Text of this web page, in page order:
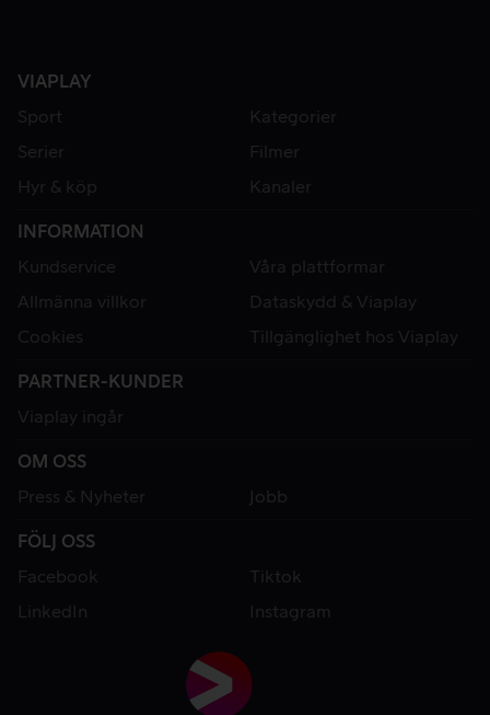
VIAPLAY
Sport
Kategorier
Serier
Filmer
Hyr & köp
Kanaler
INFORMATION
Kundservice
Våra plattformar
Allmänna villkor
Dataskydd & Viaplay
Cookies
Tillgänglighet hos Viaplay
PARTNER-KUNDER
Viaplay ingår
OM OSS
Press & Nyheter
Jobb
FÖLJ OSS
Facebook
Tiktok
LinkedIn
Instagram